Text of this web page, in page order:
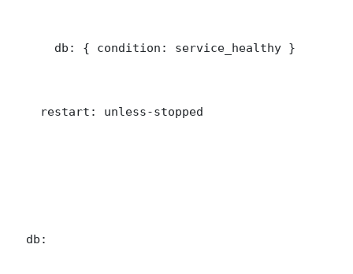
      db: { condition: service_healthy }
    restart: unless-stopped
  db: